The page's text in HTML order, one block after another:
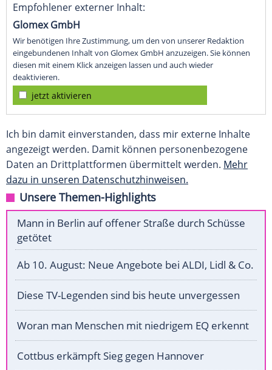
Empfohlener externer Inhalt:
Glomex GmbH
Wir benötigen Ihre Zustimmung, um den von unserer Redaktion
eingebundenen Inhalt von Glomex GmbH anzuzeigen. Sie können
diesen mit einem Klick anzeigen lassen und auch wieder
deaktivieren.
jetzt aktivieren
Ich bin damit einverstanden, dass mir externe Inhalte
angezeigt werden. Damit können personenbezogene
Daten an Drittplattformen übermittelt werden. Mehr
dazu in unseren Datenschutzhinweisen.
Unsere Themen-Highlights
Mann in Berlin auf offener Straße durch Schüsse
getötet
Ab 10. August: Neue Angebote bei ALDI, Lidl & Co.
Diese TV-Legenden sind bis heute unvergessen
Woran man Menschen mit niedrigem EQ erkennt
Cottbus erkämpft Sieg gegen Hannover